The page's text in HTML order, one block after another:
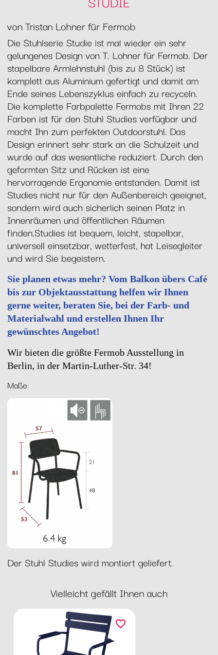
von Tristan Lohner für Fermob
Die Stuhlserie Studie ist mal wieder ein sehr
gelungenes Design von T. Lohner für Fermob. Der
stapelbare Armlehnstuhl (bis zu 8 Stück) ist
komplett aus Aluminium gefertigt und damit am
Ende seines Lebenszyklus einfach zu recyceln.
Die komplette Farbpalette Fermobs mit Ihren 22
Farben ist für den Stuhl Studies verfügbar und
macht Ihn zum perfekten Outdoorstuhl. Das
Design erinnert sehr stark an die Schulzeit und
wurde auf das wesentliche reduziert. Durch den
geformten Sitz und Rücken ist eine
hervorragende Ergonomie entstanden. Damit ist
Studies nicht nur für den Außenbereich geeignet,
sondern wird auch sicherlich seinen Platz in
Innenräumen und öffentlichen Räumen
finden.Studies ist bequem, leicht, stapelbar,
universell einsetzbar, wetterfest, hat Leisegleiter
und wird Sie begeistern.
Sie planen etwas mehr? Vom Balkon übers Café
bis zur Objektausstattung helfen wir Ihnen
gerne weiter, beraten Sie, bei der Farb- und
Materialwahl und erstellen Ihnen Ihr
gewünschtes Angebot!
Wir bieten die größte Fermob Ausstellung in
Berlin, in der Martin-Luther-Str. 34!
Maße:
Der Stuhl Studies wird montiert geliefert.
Vielleicht gefällt Ihnen auch
favorite_border